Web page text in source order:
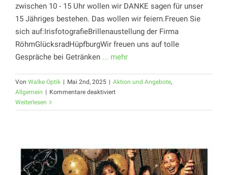
zwischen 10 - 15 Uhr wollen wir DANKE sagen für unser
15 Jähriges bestehen. Das wollen wir feiern.Freuen Sie
sich auf:IrisfotografieBrillenaustellung der Firma
RöhmGlücksradHüpfburgWir freuen uns auf tolle
Gespräche bei Getränken ... mehr
Von Walke Optik | Mai 2nd, 2025 | Aktion und Angebote,
Allgemein | Kommentare deaktiviertfür
JAHR
AKTION
Weiterlesen